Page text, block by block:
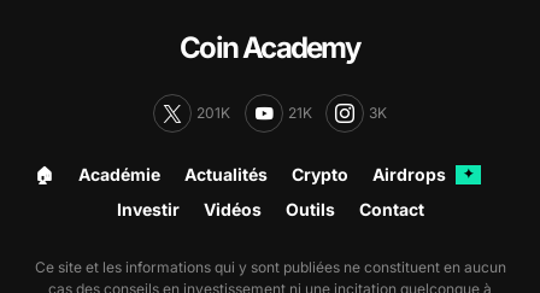
Coin Academy
201K 21K 3K
🏠︎ Académie Actualités Crypto Airdrops ✦
Investir Vidéos Outils Contact
Ce site et les informations qui y sont publiées ne constituent en aucun
cas des conseils en investissement ni une incitation quelconque à